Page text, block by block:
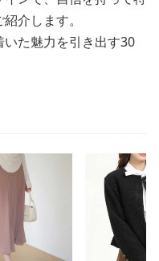
介します。
た魅力を引き出す30